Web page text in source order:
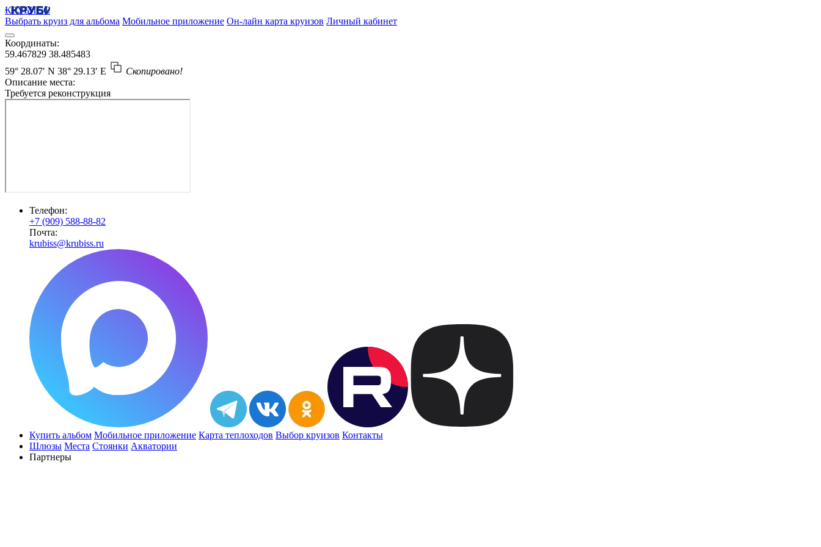
КРУБИСС
Выбрать круиз для альбома Мобильное приложение Он-лайн карта круизов Личный кабинет
Координаты:
59.467829 38.485483
59° 28.07′ N 38° 29.13′ E
Скопировано!
Описание места:
Требуется реконструкция
Телефон:
+7 (909) 588-88-82
Почта:
krubiss@krubiss.ru
Купить альбом Мобильное приложение Карта теплоходов Выбор круизов Контакты
Шлюзы Места Стоянки Акватории
Партнеры